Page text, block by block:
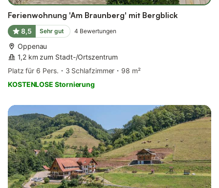
Ferienwohnung 'Am Braunberg' mit Bergblick
8,5 Sehr gut 4 Bewertungen
Oppenau
1,2 km zum Stadt-/Ortszentrum
Platz für 6 Pers.
3 Schlafzimmer
98 m²
KOSTENLOSE Stornierung